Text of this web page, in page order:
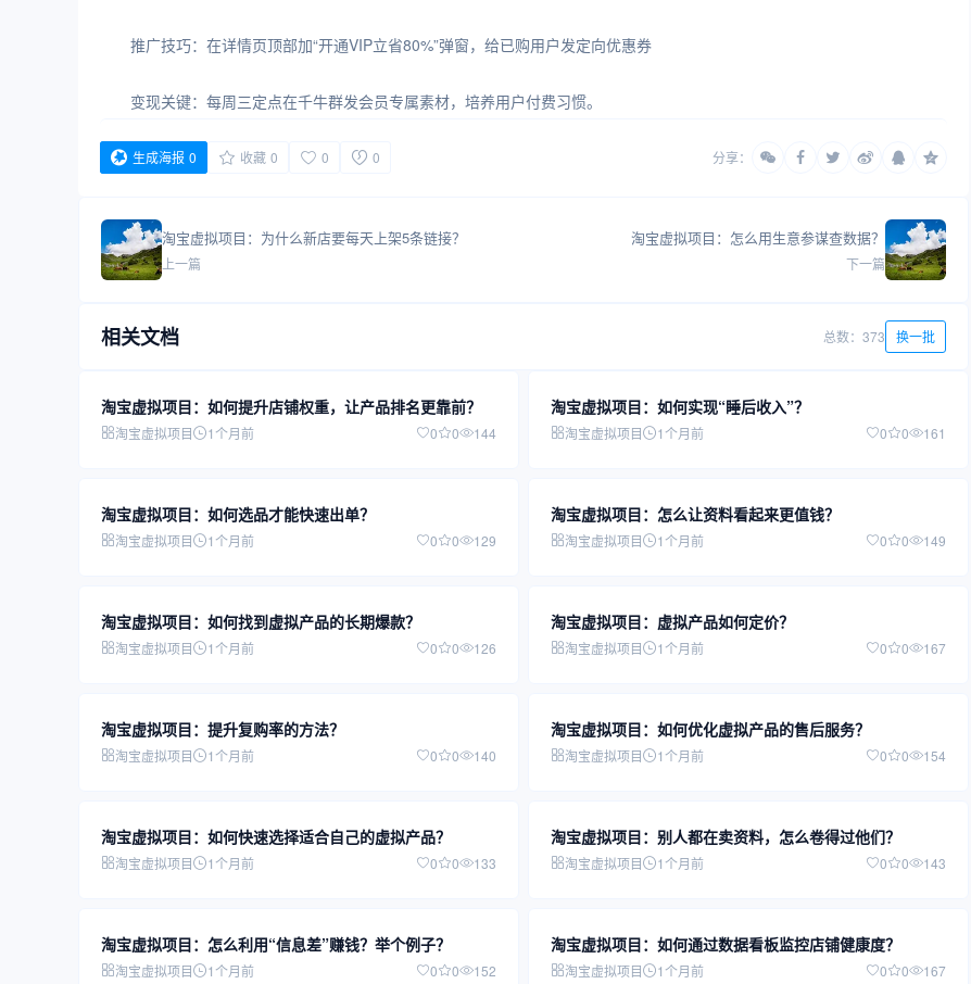
推广技巧：在详情页顶部加“开通VIP立省80%”弹窗，给已购用户发定向优惠券
变现关键：每周三定点在千牛群发会员专属素材，培养用户付费习惯。
生成海报 0 收藏 0 0 0 分享：
淘宝虚拟项目：为什么新店要每天上架5条链接？
上一篇
淘宝虚拟项目：怎么用生意参谋查数据？
下一篇
相关文档 总数：373 换一批
淘宝虚拟项目：如何提升店铺权重，让产品排名更靠前？
淘宝虚拟项目 1个月前 0 0 144
淘宝虚拟项目：如何实现“睡后收入”？
淘宝虚拟项目 1个月前 0 0 161
淘宝虚拟项目：如何选品才能快速出单？
淘宝虚拟项目 1个月前 0 0 129
淘宝虚拟项目：怎么让资料看起来更值钱？
淘宝虚拟项目 1个月前 0 0 149
淘宝虚拟项目：如何找到虚拟产品的长期爆款？
淘宝虚拟项目 1个月前 0 0 126
淘宝虚拟项目：虚拟产品如何定价？
淘宝虚拟项目 1个月前 0 0 167
淘宝虚拟项目：提升复购率的方法？
淘宝虚拟项目 1个月前 0 0 140
淘宝虚拟项目：如何优化虚拟产品的售后服务？
淘宝虚拟项目 1个月前 0 0 154
淘宝虚拟项目：如何快速选择适合自己的虚拟产品？
淘宝虚拟项目 1个月前 0 0 133
淘宝虚拟项目：别人都在卖资料，怎么卷得过他们？
淘宝虚拟项目 1个月前 0 0 143
淘宝虚拟项目：怎么利用“信息差”赚钱？举个例子？
淘宝虚拟项目 1个月前 0 0 152
淘宝虚拟项目：如何通过数据看板监控店铺健康度？
淘宝虚拟项目 1个月前 0 0 167